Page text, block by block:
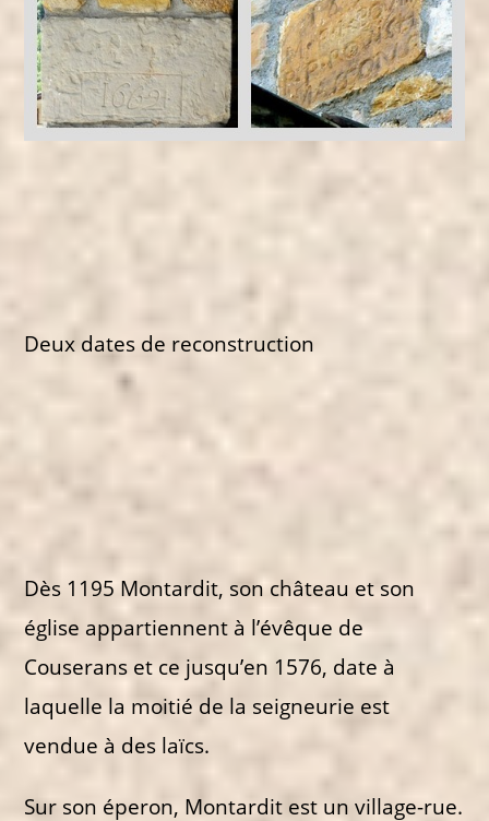
Deux dates de reconstruction
Dès 1195 Montardit, son château et son
église appartiennent à l’évêque de
Couserans et ce jusqu’en 1576, date à
laquelle la moitié de la seigneurie est
vendue à des laïcs.
Sur son éperon, Montardit est un village-rue.